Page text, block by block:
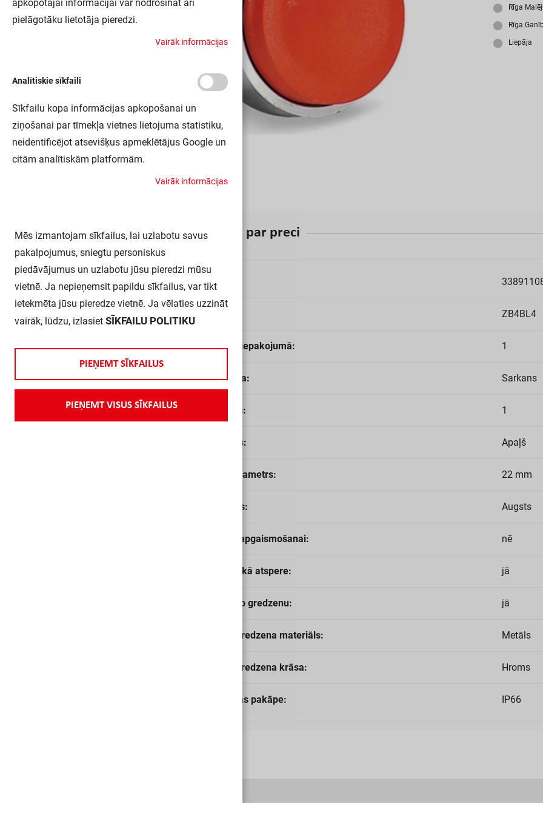
Ai
Rīga
Rīga
Liepāja
Inform par preci
EAN:
ZB4BL4
Daudzums iepakojumā: 1
Pogas krāsa: Sarkans
Vietu skaits: 1
Lēcas veids: Apaļš
Cauruma diametrs: 22 mm
Pogas veids: Augsts
Piemērots apgaismošanai: nē
Atgriezeniskā atspere: jā
Ar priekšējo gredzenu: jā
Priekšējā gredzena materiāls: Metāls
Priekšējā gredzena krāsa: Hroms
Aizsardzības pakāpe: IP66
apkopotajai informācijai var nodrošināt arī
pielāgotāku lietotāja pieredzi.
Vairāk informācijas
Analītiskie sīkfaili
Sīkfailu kopa informācijas apkopošanai un
ziņošanai par tīmekļa vietnes lietojuma statistiku,
neidentificējot atsevišķus apmeklētājus Google un
citām analītiskām platformām.
Vairāk informācijas
Mēs izmantojam sīkfailus, lai uzlabotu savus
pakalpojumus, sniegtu personiskus
piedāvājumus un uzlabotu jūsu pieredzi mūsu
vietnē. Ja nepieņemsit papildu sīkfailus, var tikt
ietekmēta jūsu pieredze vietnē. Ja vēlaties uzzināt
vairāk, lūdzu, izlasiet SĪKFAILU POLITIKU
PI EŅEMT SĪ KFAI LUS
PI EŅEMT VI SUS SĪ KFAI LUS